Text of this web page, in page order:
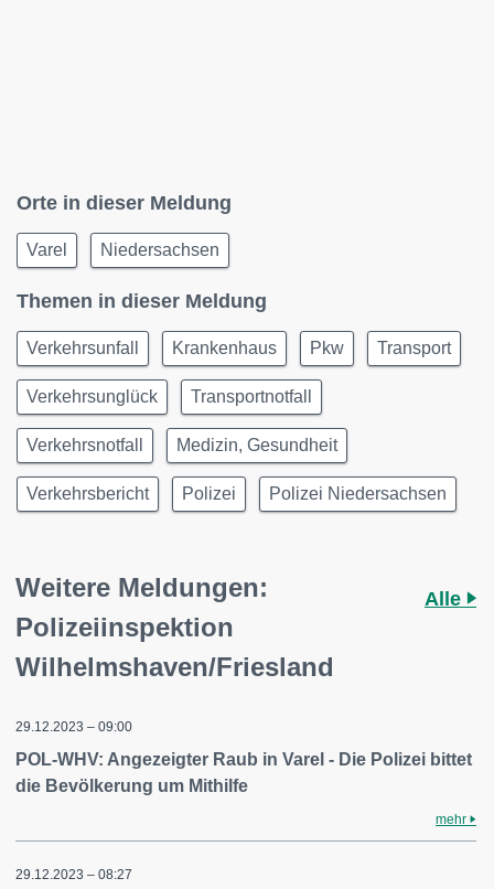
Orte in dieser Meldung
Varel Niedersachsen
Themen in dieser Meldung
Verkehrsunfall Krankenhaus Pkw Transport
Verkehrsunglück Transportnotfall
Verkehrsnotfall Medizin, Gesundheit
Verkehrsbericht Polizei Polizei Niedersachsen
Weitere Meldungen:
Polizeiinspektion
Wilhelmshaven/Friesland
Alle
29.12.2023 – 09:00
POL-WHV: Angezeigter Raub in Varel - Die Polizei bittet
die Bevölkerung um Mithilfe
mehr
29.12.2023 – 08:27